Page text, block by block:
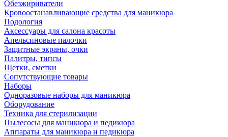
Обезжириватели
Кровоостанавливающие средства для маникюра
Подология
Аксессуары для салона красоты
Апельсиновые палочки
Защитные экраны, очки
Палитры, типсы
Щетки, сметки
Сопутствующие товары
Наборы
Одноразовые наборы для маникюра
Оборудование
Техника для стерилизации
Пылесосы для маникюра и педикюра
Аппараты для маникюра и педикюра